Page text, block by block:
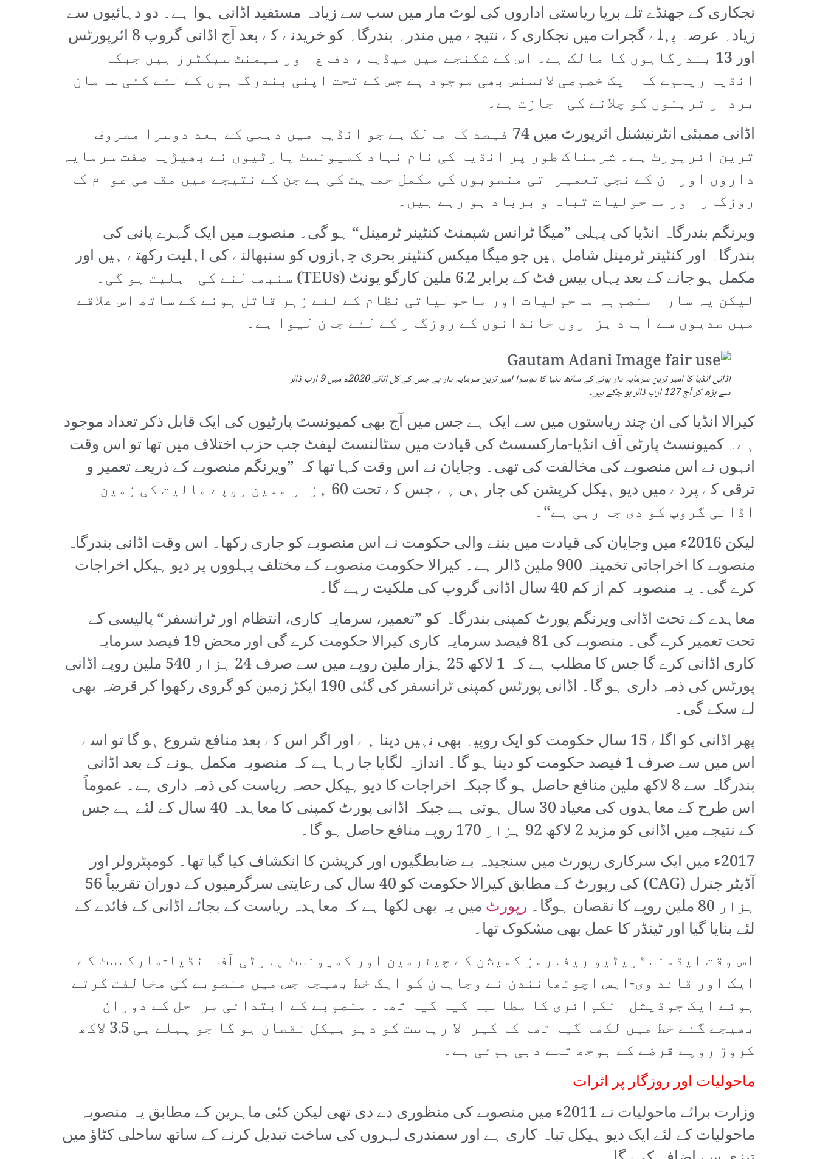
نجکاری کے جھنڈے تلے برپا ریاستی اداروں کی لوٹ مار میں سب سے زیادہ مستفید اڈانی ہوا ہے۔ دو دہائیوں سے
زیادہ عرصہ پہلے گجرات میں نجکاری کے نتیجے میں مندرہ بندرگاہ کو خریدنے کے بعد آج اڈانی گروپ 8 ائرپورٹس
اور 13 بندرگاہوں کا مالک ہے۔ اس کے شکنجے میں میڈیا، دفاع اور سیمنٹ سیکٹرز ہیں جبکہ
انڈیا ریلوے کا ایک خصوصی لائسنس بھی موجود ہے جس کے تحت اپنی بندرگاہوں کے لئے کئی سامان
بردار ٹرینوں کو چلانے کی اجازت ہے۔
اڈانی ممبئی انٹرنیشنل ائرپورٹ میں 74 فیصد کا مالک ہے جو انڈیا میں دہلی کے بعد دوسرا مصروف
ترین ائرپورٹ ہے۔ شرمناک طور پر انڈیا کی نام نہاد کمیونسٹ پارٹیوں نے بھیڑیا صفت سرمایہ
داروں اور ان کے نجی تعمیراتی منصوبوں کی مکمل حمایت کی ہے جن کے نتیجے میں مقامی عوام کا
روزگار اور ماحولیات تباہ و برباد ہو رہے ہیں۔
ویرنگم بندرگاہ انڈیا کی پہلی ”میگا ٹرانس شپمنٹ کنٹینر ٹرمینل“ ہو گی۔ منصوبے میں ایک گہرے پانی کی
بندرگاہ اور کنٹینر ٹرمینل شامل ہیں جو میگا میکس کنٹینر بحری جہازوں کو سنبھالنے کی اہلیت رکھتے ہیں اور
مکمل ہو جانے کے بعد یہاں بیس فٹ کے برابر 6.2 ملین کارگو یونٹ (TEUs) سنبھالنے کی اہلیت ہو گی۔
لیکن یہ سارا منصوبہ ماحولیات اور ماحولیاتی نظام کے لئے زہر قاتل ہونے کے ساتھ اس علاقے
میں صدیوں سے آباد ہزاروں خاندانوں کے روزگار کے لئے جان لیوا ہے۔
اڈانی انڈیا کا امیر ترین سرمایہ دار ہونے کے ساتھ دنیا کا دوسرا امیر ترین سرمایہ دار ہے جس کے کل اثاثے 2020ء میں 9 ارب ڈالر
سے بڑھ کر آج 127 ارب ڈالر ہو چکے ہیں۔
کیرالا انڈیا کی ان چند ریاستوں میں سے ایک ہے جس میں آج بھی کمیونسٹ پارٹیوں کی ایک قابل ذکر تعداد موجود
ہے۔ کمیونسٹ پارٹی آف انڈیا-مارکسسٹ کی قیادت میں سٹالنسٹ لیفٹ جب حزب اختلاف میں تھا تو اس وقت
انہوں نے اس منصوبے کی مخالفت کی تھی۔ وجایان نے اس وقت کہا تھا کہ ”ویرنگم منصوبے کے ذریعے تعمیر و
ترقی کے پردے میں دیو ہیکل کرپشن کی جار ہی ہے جس کے تحت 60 ہزار ملین روپے مالیت کی زمین
اڈانی گروپ کو دی جا رہی ہے“۔
لیکن 2016ء میں وجایان کی قیادت میں بننے والی حکومت نے اس منصوبے کو جاری رکھا۔ اس وقت اڈانی بندرگاہ
منصوبے کا اخراجاتی تخمینہ 900 ملین ڈالر ہے۔ کیرالا حکومت منصوبے کے مختلف پہلووں پر دیو ہیکل اخراجات
کرے گی۔ یہ منصوبہ کم از کم 40 سال اڈانی گروپ کی ملکیت رہے گا۔
معاہدے کے تحت اڈانی ویرنگم پورٹ کمپنی بندرگاہ کو ”تعمیر، سرمایہ کاری، انتظام اور ٹرانسفر“ پالیسی کے
تحت تعمیر کرے گی۔ منصوبے کی 81 فیصد سرمایہ کاری کیرالا حکومت کرے گی اور محض 19 فیصد سرمایہ
کاری اڈانی کرے گا جس کا مطلب ہے کہ 1 لاکھ 25 ہزار ملین روپے میں سے صرف 24 ہزار 540 ملین روپے اڈانی
پورٹس کی ذمہ داری ہو گا۔ اڈانی پورٹس کمپنی ٹرانسفر کی گئی 190 ایکڑ زمین کو گروی رکھوا کر قرضہ بھی
لے سکے گی۔
پھر اڈانی کو اگلے 15 سال حکومت کو ایک روپیہ بھی نہیں دینا ہے اور اگر اس کے بعد منافع شروع ہو گا تو اسے
اس میں سے صرف 1 فیصد حکومت کو دینا ہو گا۔ اندازہ لگایا جا رہا ہے کہ منصوبہ مکمل ہونے کے بعد اڈانی
بندرگاہ سے 8 لاکھ ملین منافع حاصل ہو گا جبکہ اخراجات کا دیو ہیکل حصہ ریاست کی ذمہ داری ہے۔ عموماً
اس طرح کے معاہدوں کی معیاد 30 سال ہوتی ہے جبکہ اڈانی پورٹ کمپنی کا معاہدہ 40 سال کے لئے ہے جس
کے نتیجے میں اڈانی کو مزید 2 لاکھ 92 ہزار 170 روپے منافع حاصل ہو گا۔
2017ء میں ایک سرکاری رپورٹ میں سنجیدہ بے ضابطگیوں اور کرپشن کا انکشاف کیا گیا تھا۔ کومپٹرولر اور
آڈیٹر جنرل (CAG) کی رپورٹ کے مطابق کیرالا حکومت کو 40 سال کی رعایتی سرگرمیوں کے دوران تقریباً 56
ہزار 80 ملین روپے کا نقصان ہوگا۔
رپورٹمیں یہ بھی لکھا ہے کہ معاہدہ ریاست کے بجائے اڈانی کے فائدے کے
لئے بنایا گیا اور ٹینڈر کا عمل بھی مشکوک تھا۔
اس وقت ایڈمنسٹریٹیو ریفارمز کمیشن کے چیئرمین اور کمیونسٹ پارٹی آف انڈیا-مارکسسٹ کے
ایک اور قائد وی-ایس اچوتھانندن نے وجایان کو ایک خط بھیجا جس میں منصوبے کی مخالفت کرتے
ہوئے ایک جوڈیشل انکوائری کا مطالبہ کیا گیا تھا۔ منصوبے کے ابتدائی مراحل کے دوران
بھیجے گئے خط میں لکھا گیا تھا کہ کیرالا ریاست کو دیو ہیکل نقصان ہو گا جو پہلے ہی 3.5 لاکھ
کروڑ روپے قرضے کے بوجھ تلے دبی ہوئی ہے۔
ماحولیات اور روزگار پر اثرات
وزارت برائے ماحولیات نے 2011ء میں منصوبے کی منظوری دے دی تھی لیکن کئی ماہرین کے مطابق یہ منصوبہ
ماحولیات کے لئے ایک دیو ہیکل تباہ کاری ہے اور سمندری لہروں کی ساخت تبدیل کرنے کے ساتھ ساحلی کٹاؤ میں